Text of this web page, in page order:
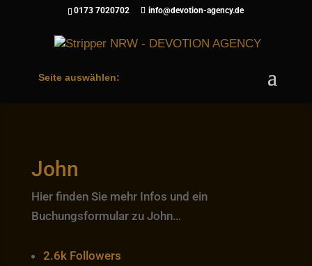
0173 7020702 info@devotion-agency.de
Seite auswählen:
John
Hier finden Sie mehr Infos und ein
Buchungsformular zu John…
2.6k Followers